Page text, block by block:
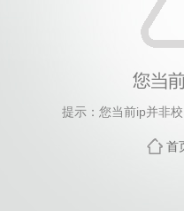
提示：您当前ip并非
首